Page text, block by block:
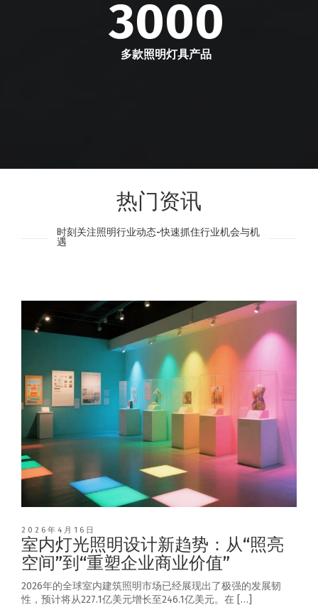
3000
多款照明灯具产品
热门资讯
时刻关注照明行业动态-快速抓住行业机会与机
遇
2026年4月16日
室内灯光照明设计新趋势：从“照亮
空间”到“重塑企业商业价值”
2026年的全球室内建筑照明市场已经展现出了极强的发展韧
性，预计将从227.1亿美元增长至246.1亿美元。在 […]